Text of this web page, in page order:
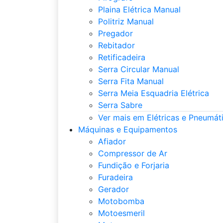
Plaina Elétrica Manual
Politriz Manual
Pregador
Rebitador
Retificadeira
Serra Circular Manual
Serra Fita Manual
Serra Meia Esquadria Elétrica
Serra Sabre
Ver mais em Elétricas e
Máquinas e Equipamentos
Afiador
Compressor de Ar
Fundição e Forjaria
Furadeira
Gerador
Motobomba
Motoesmeril